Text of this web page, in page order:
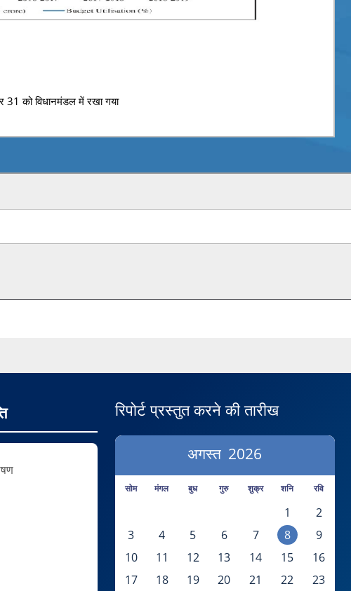
31 को विधानमंडल में रखा गया
रिपोर्ट प्रस्तुत करने की तारीख
अगस्त 2026
सोम मंगल बुध गुरु शुक्र शनि रवि
1
2
3
4 5 6 7 8
9
10
11 12 13 14 15
16
17
18 19 20 21 22 23